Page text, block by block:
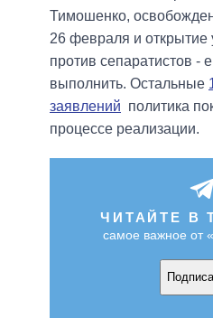
Тимошенко,
26 февраля и открытие
против сепаратистов -
выполнить. Остальные
заявлений политика
процессе реализации.
ЧИТАЙТЕ В
самое важное от